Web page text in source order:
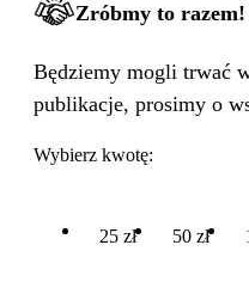
Zróbmy to razem!
Będziemy mogli trwać
publikacje, prosimy o
Wybierz kwotę:
25 zł 50 zł